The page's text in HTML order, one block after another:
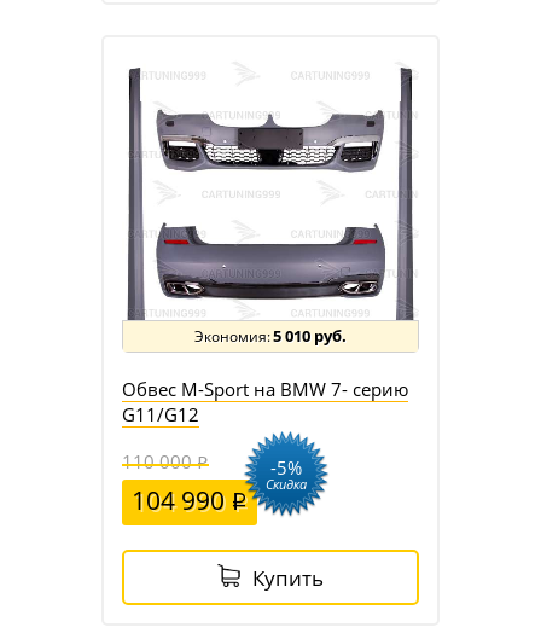
5 010 руб.
Обвес M-Sport на BMW 7- серию
G11/G12
110 000
104 990
-5%
Скидка
Купить